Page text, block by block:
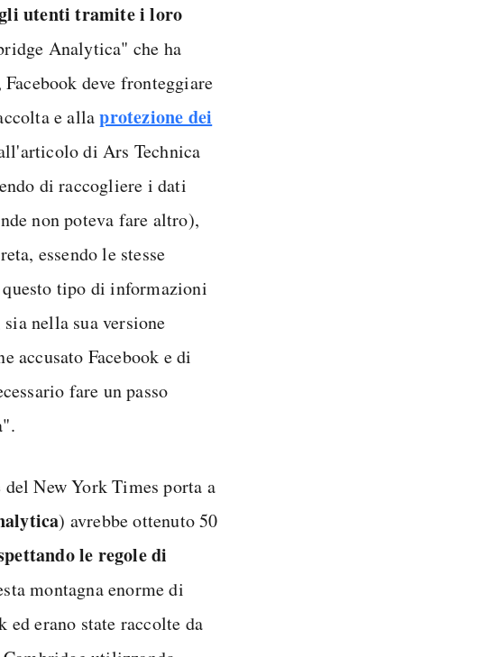
utenti tramite i loro
Analytica" che ha
deve fronteggiare
e allaprotezione dei
di Ars Technica
di raccogliere i dati
non poteva fare altro),
essendo le stesse
questo tipo di informazioni
nella sua versione
accusato Facebook e di
fare un passo
New York Times porta a
) avrebbe ottenuto 50
le regole di
montagna enorme di
erano state raccolte da